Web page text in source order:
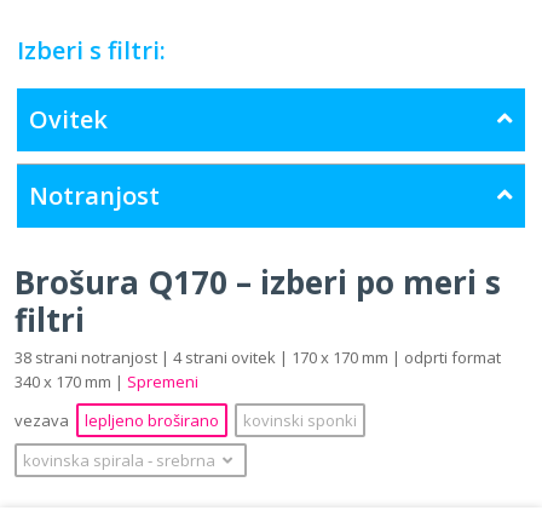
Izberi s filtri:
Ovitek
Notranjost
Brošura Q170 – izberi po meri s
filtri
38 strani notranjost | 4 strani ovitek | 170 x 170 mm | odprti format
340 x 170 mm | Spremeni
vezava
lepljeno broširano
kovinski sponki
kovinska spirala ‐ srebrna